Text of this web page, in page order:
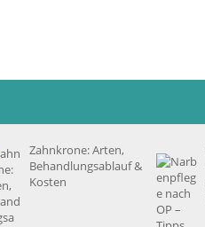
Zahnkrone: Arten,
Behandlungsablauf &
Kosten